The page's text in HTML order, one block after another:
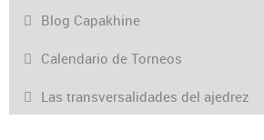
Blog Capakhine
Calendario de Torneos
Las transversalidades del ajedrez